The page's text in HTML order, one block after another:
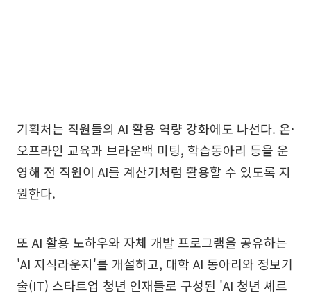
기획처는 직원들의 AI 활용 역량 강화에도 나선다. 온·
오프라인 교육과 브라운백 미팅, 학습동아리 등을 운
영해 전 직원이 AI를 계산기처럼 활용할 수 있도록 지
원한다.
또 AI 활용 노하우와 자체 개발 프로그램을 공유하는
'AI 지식라운지'를 개설하고, 대학 AI 동아리와 정보기
술(IT) 스타트업 청년 인재들로 구성된 'AI 청년 셰르